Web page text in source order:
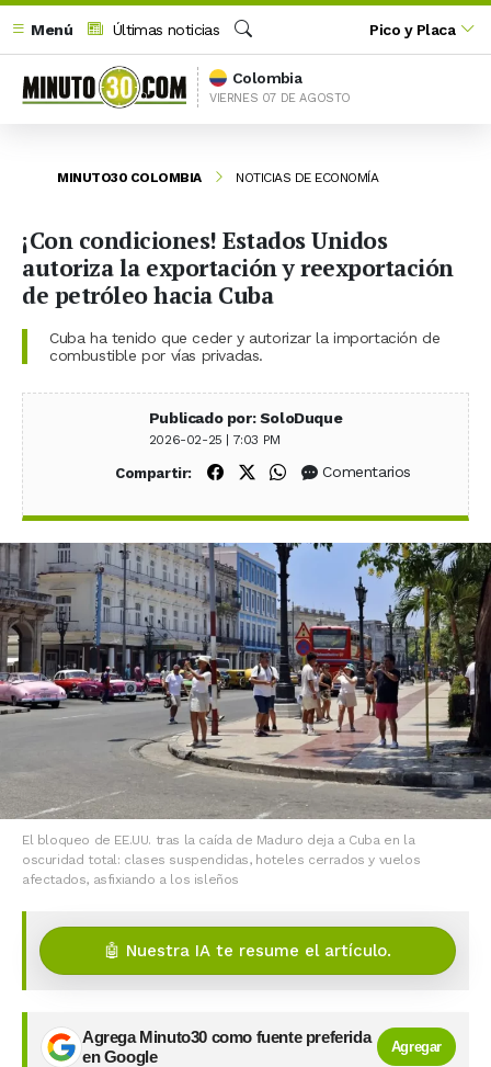
Menú
Últimas noticias
Buscar
Pico y Placa
Colombia
VIERNES 07 DE AGOSTO
MINUTO30 COLOMBIA NOTICIAS DE ECONOMÍA
¡Con condiciones! Estados Unidos
autoriza la exportación y reexportación
de petróleo hacia Cuba
Cuba ha tenido que ceder y autorizar la importación de
combustible por vías privadas.
Publicado por: SoloDuque
2026-02-25 | 7:03 PM
Compartir: Compartir en Facebook
Compartir en X (Twitter)
Compartir en WhatsApp
Comentarios
El bloqueo de EE.UU. tras la caída de Maduro deja a Cuba en la
oscuridad total: clases suspendidas, hoteles cerrados y vuelos
afectados, asfixiando a los isleños
🤖 Nuestra IA te resume el artículo.
Agrega Minuto30 como fuente preferida
en Google
Agregar